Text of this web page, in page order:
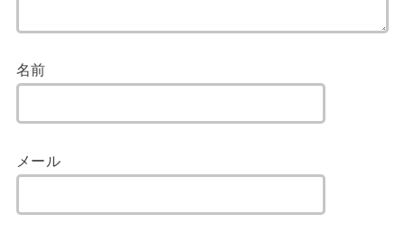
名前
メール